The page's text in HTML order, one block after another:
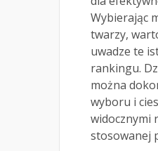
Wybierając
twarzy,
uwadze te
rankingu.
można
wyboru i
widocznymi
stosowanej